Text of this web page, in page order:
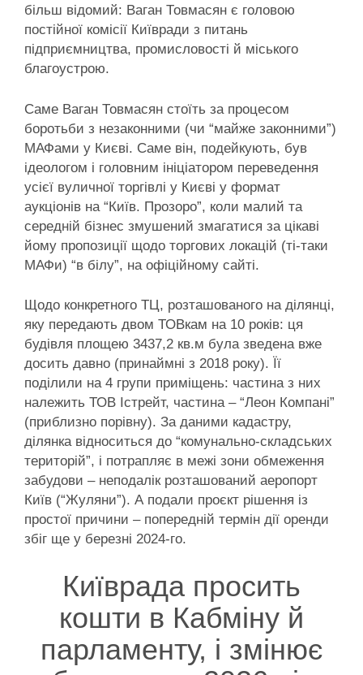
більш відомий: Ваган Товмасян є головою
постійної комісії Київради з питань
підприємництва, промисловості й міського
благоустрою.
Саме Ваган Товмасян стоїть за процесом
боротьби з незаконними (чи “майже законними”)
МАФами у Києві. Саме він, подейкують, був
ідеологом і головним ініціатором переведення
усієї вуличної торгівлі у Києві у формат
аукціонів на “Київ. Прозоро”, коли малий та
середній бізнес змушений змагатися за цікаві
йому пропозиції щодо торгових локацій (ті-таки
МАФи) “в білу”, на офіційному сайті.
Щодо конкретного ТЦ, розташованого на ділянці,
яку передають двом ТОВкам на 10 років: ця
будівля площею 3437,2 кв.м була зведена вже
досить давно (принаймні з 2018 року). Її
поділили на 4 групи приміщень: частина з них
належить ТОВ Істрейт, частина – “Леон Компані”
(приблизно порівну). За даними кадастру,
ділянка відноситься до “комунально-складських
територій”, і потрапляє в межі зони обмеження
забудови – неподалік розташований аеропорт
Київ (“Жуляни”). А подали проєкт рішення із
простої причини – попередній термін дії оренди
збіг ще у березні 2024-го.
Київрада просить
кошти в Кабміну й
парламенту, і змінює